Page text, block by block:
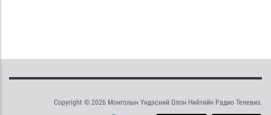
Copyright © 2026 Монголын Үндэсний Олон Нийтийн Радио Телевиз.